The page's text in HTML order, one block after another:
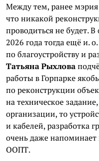
Между тем, ранее
что никакой
проводиться не будет.
2026 года тогда ещё и.
по благоустройству и
Татьяна Рыхлова
работы в Горпарке
по реконструкции
на техническое
организации, то
и кабелей, разработка
очень даже
ООПТ.